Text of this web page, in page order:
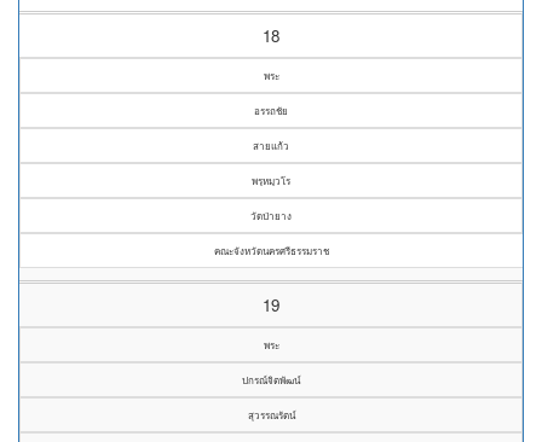
18
พระ
อรรถชัย
สายแก้ว
พรฺหมฺวโร
วัดป่ายาง
คณะจังหวัดนครศรีธรรมราช
19
พระ
ปกรณ์จิตพัฒน์
สุวรรณรัตน์